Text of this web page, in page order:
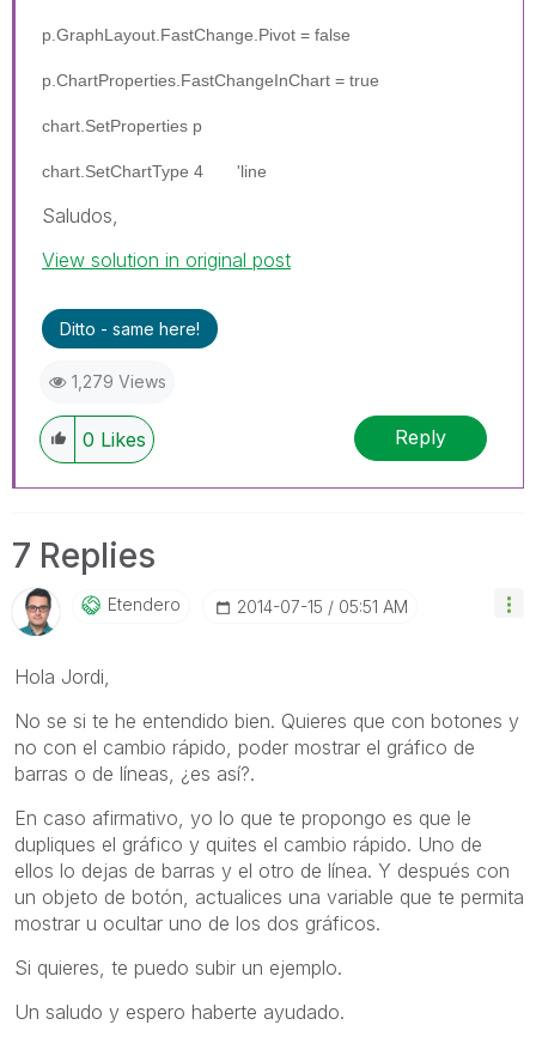
p.GraphLayout.FastChange.Pivot = false
p.ChartProperties.FastChangeInChart = true
chart.SetProperties p
chart.SetChartType 4 'line
Saludos,
View solution in original post
Ditto - same here!
1,279 Views
0 Likes Reply
7 Replies
Etendero ‎2014-07-15 05:51 AM
Hola Jordi,
No se si te he entendido bien. Quieres que con botones y
no con el cambio rápido, poder mostrar el gráfico de
barras o de líneas, ¿es así?.
En caso afirmativo, yo lo que te propongo es que le
dupliques el gráfico y quites el cambio rápido. Uno de
ellos lo dejas de barras y el otro de línea. Y después con
un objeto de botón, actualices una variable que te permita
mostrar u ocultar uno de los dos gráficos.
Si quieres, te puedo subir un ejemplo.
Un saludo y espero haberte ayudado.